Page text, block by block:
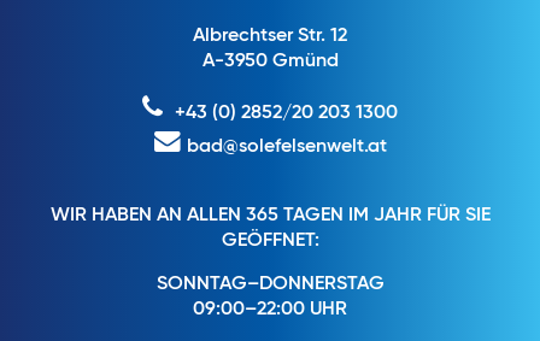
Albrechtser Str. 12
A-3950 Gmünd
+43 (0) 2852/20 203 1300
bad@solefelsenwelt.at
WIR HABEN AN ALLEN 365 TAGEN IM JAHR FÜR SIE
GEÖFFNET:
SONNTAG–DONNERSTAG
09:00–22:00 UHR